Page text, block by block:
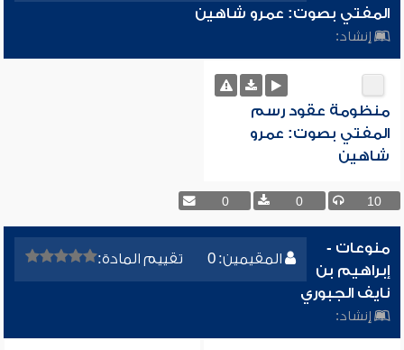
المفتي بصوت: عمرو شاهين
إنشاد:
منظومة عقود رسم
المفتي بصوت: عمرو
شاهين
10
0
0
المقيمين: 0 تقييم المادة:
منوعات -
إبراهيم بن
نايف الجبوري
إنشاد: